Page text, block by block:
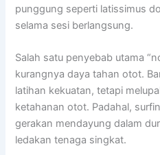
punggung seperti latissimus
selama sesi berlangsung.
Salah satu penyebab utama
kurangnya daya tahan otot.
latihan kekuatan, tetapi
ketahanan otot. Padahal,
gerakan mendayung dalam
ledakan tenaga singkat.